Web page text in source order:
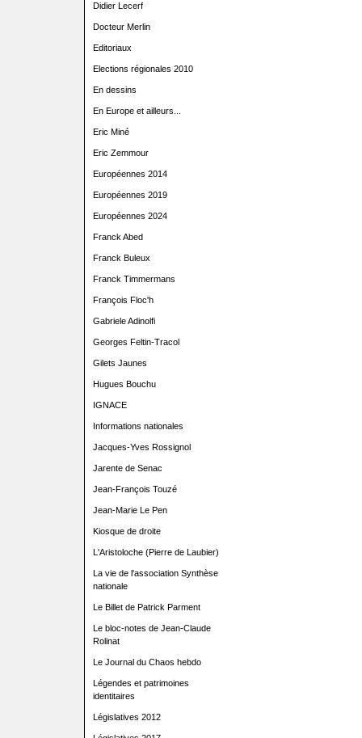
Didier Lecerf
Docteur Merlin
Editoriaux
Elections régionales 2010
En dessins
En Europe et ailleurs...
Eric Miné
Eric Zemmour
Européennes 2014
Européennes 2019
Européennes 2024
Franck Abed
Franck Buleux
Franck Timmermans
François Floc'h
Gabriele Adinolfi
Georges Feltin-Tracol
Gilets Jaunes
Hugues Bouchu
IGNACE
Informations nationales
Jacques-Yves Rossignol
Jarente de Senac
Jean-François Touzé
Jean-Marie Le Pen
Kiosque de droite
L'Aristoloche (Pierre de Laubier)
La vie de l'association Synthèse
nationale
Le Billet de Patrick Parment
Le bloc-notes de Jean-Claude
Rolinat
Le Journal du Chaos hebdo
Légendes et patrimoines
identitaires
Législatives 2012